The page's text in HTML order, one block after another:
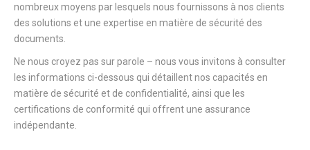
nombreux moyens par lesquels nous fournissons à nos clients
des solutions et une expertise en matière de sécurité des
documents.
Ne nous croyez pas sur parole – nous vous invitons à consulter
les informations ci-dessous qui détaillent nos capacités en
matière de sécurité et de confidentialité, ainsi que les
certifications de conformité qui offrent une assurance
indépendante.